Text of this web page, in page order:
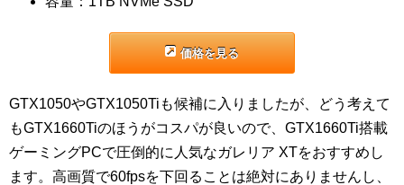
価格を見る
GTX1050やGTX1050Tiも候補に入りましたが、どう考えて
もGTX1660Tiのほうがコスパが良いので、GTX1660Ti搭載
ゲーミングPCで圧倒的に人気なガレリア XTをおすすめし
ます。高画質で60fpsを下回ることは絶対にありませんし、